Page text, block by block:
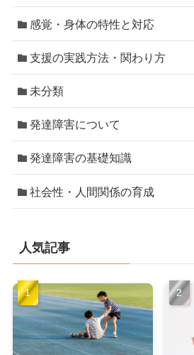
感覚・身体の特性と対応
支援の実践方法・関わり方
未分類
発達障害について
発達障害の基礎知識
社会性・人間関係の育成
人気記事